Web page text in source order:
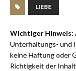
LIEBE
Wichtiger Hinweis:
Unterhaltungs- und
keine Haftung oder
Richtigkeit der